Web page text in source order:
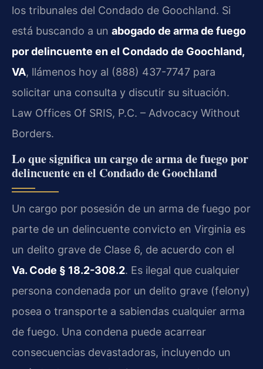
los tribunales del Condado de Goochland. Si
está buscando a un abogado de arma de fuego
por delincuente en el Condado de Goochland,
VA, llámenos hoy al (888) 437-7747 para
solicitar una consulta y discutir su situación.
Law Offices Of SRIS, P.C. – Advocacy Without
Borders.
Lo que significa un cargo de arma de fuego por
delincuente en el Condado de Goochland
Un cargo por posesión de un arma de fuego por
parte de un delincuente convicto en Virginia es
un delito grave de Clase 6, de acuerdo con el
Va. Code § 18.2-308.2. Es ilegal que cualquier
persona condenada por un delito grave (felony)
posea o transporte a sabiendas cualquier arma
de fuego. Una condena puede acarrear
consecuencias devastadoras, incluyendo un